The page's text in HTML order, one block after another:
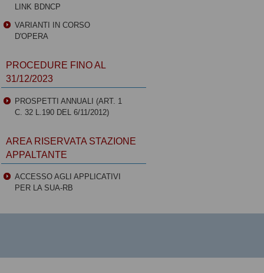
LINK BDNCP
VARIANTI IN CORSO
D'OPERA
PROCEDURE FINO AL
31/12/2023
PROSPETTI ANNUALI (ART. 1
C. 32 L.190 DEL 6/11/2012)
AREA RISERVATA STAZIONE
APPALTANTE
ACCESSO AGLI APPLICATIVI
PER LA SUA-RB